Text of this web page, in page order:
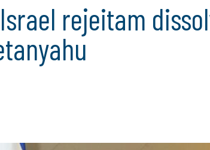
rejeitam